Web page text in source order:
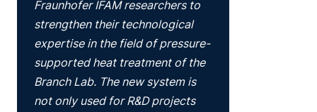
Fraunhofer IFAM researchers to
strengthen their technological
expertise in the field of pressure-
supported heat treatment of the
Branch Lab. The new system is
not only used for R&D projects